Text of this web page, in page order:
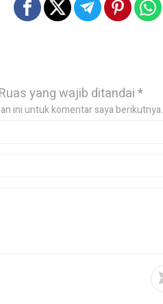
Ruas yang wajib ditandai*
ini untuk komentar saya berikutnya.